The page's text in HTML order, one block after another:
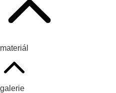
materiál
galerie